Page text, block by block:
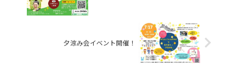
夕涼み会イベント開催！